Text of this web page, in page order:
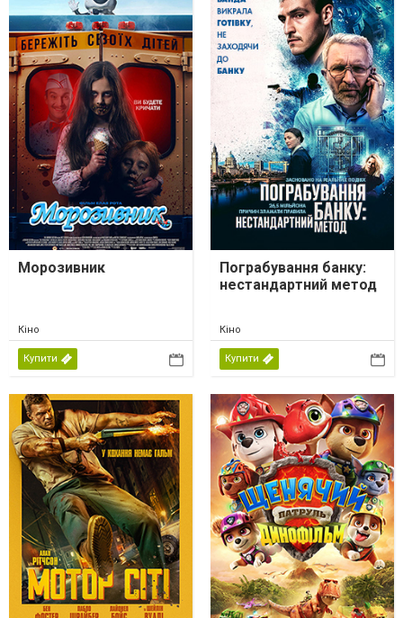
Морозивник
Кіно
Купити
Пограбування банку:
нестандартний метод
Кіно
Купити